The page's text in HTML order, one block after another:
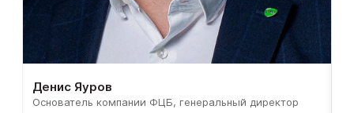
Денис Яуров
Основатель компании ФЦБ, генеральный директор